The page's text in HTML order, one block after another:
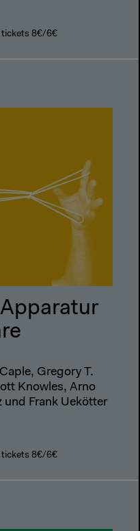
tickets 8€/6€
Gregory T.
Knowles, Arno
und Frank Uekötter
tickets 8€/6€